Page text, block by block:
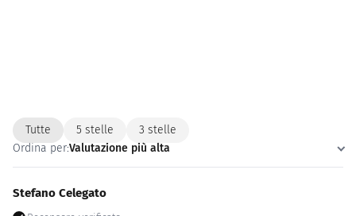
Tutte 5 stelle
3 stelle
Ordina per:Valutazione più alta
Stefano Celegato